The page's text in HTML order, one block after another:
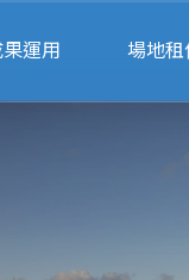
運用 場地租